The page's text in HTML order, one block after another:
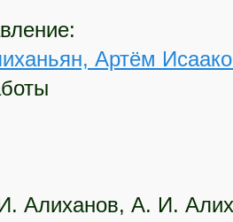
Артём
Алиханов, А. И.